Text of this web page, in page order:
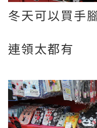
冬天可以買手
連領太都有